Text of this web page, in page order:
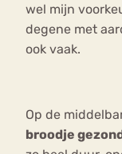
wel mijn
degene met
ook vaak.
Op de
broodje